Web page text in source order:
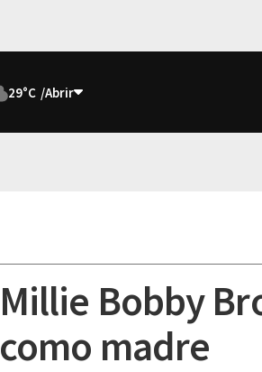
29°C
Millie Bobby
como madre